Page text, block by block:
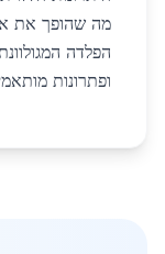
מה שהופך את
הפלדה
ופתרונות